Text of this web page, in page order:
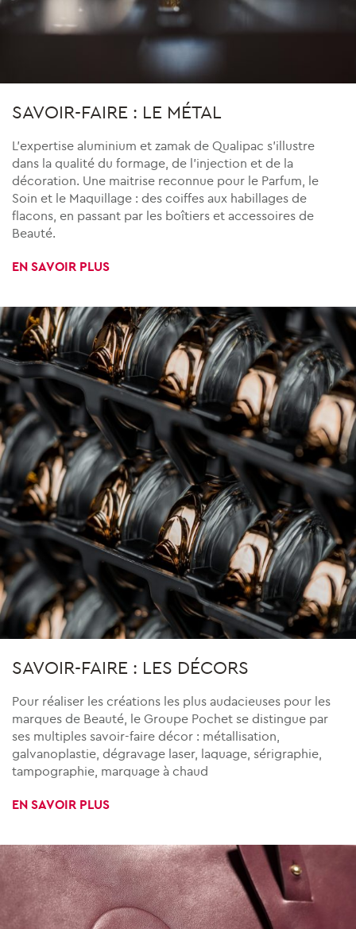
SAVOIR-FAIRE : LE MÉTAL
L’expertise aluminium et zamak de Qualipac s’illustre
dans la qualité du formage, de l’injection et de la
décoration. Une maitrise reconnue pour le Parfum, le
Soin et le Maquillage : des coiffes aux habillages de
flacons, en passant par les boîtiers et accessoires de
Beauté.
EN SAVOIR PLUS
SAVOIR-FAIRE : LES DÉCORS
Pour réaliser les créations les plus audacieuses pour les
marques de Beauté, le Groupe Pochet se distingue par
ses multiples savoir-faire décor : métallisation,
galvanoplastie, dégravage laser, laquage, sérigraphie,
tampographie, marquage à chaud
EN SAVOIR PLUS